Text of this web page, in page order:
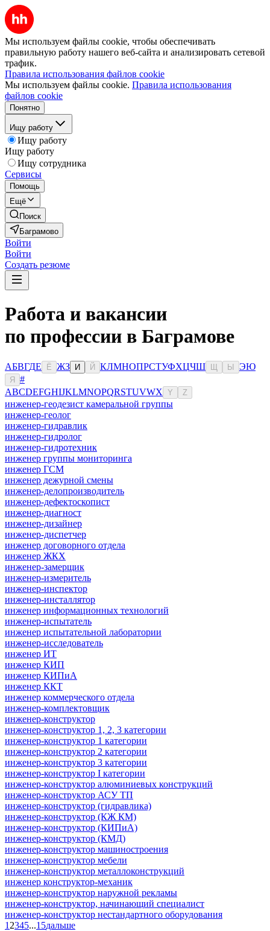
Мы используем файлы cookie, чтобы обеспечивать
правильную работу нашего веб-сайта и анализировать сетевой
трафик.
Правила использования файлов cookie
Мы используем файлы cookie. Правила использования
файлов cookie
Понятно
Ищу работу
Ищу работу
Ищу работу
Ищу сотрудника
Сервисы
Помощь
Ещё
Поиск
Баграмово
Войти
Войти
Создать резюме
Работа и вакансии
по профессии в Баграмове
АБВГДЕ Ё ЖЗ И Й КЛМНОПРСТУФХЦЧШ Ы ЭЮ
Я
#
ABCDEFGHIJKLMNOPQRSTUVWX Y Z
инженер-геодезист камеральной группы
инженер-геолог
инженер-гидравлик
инженер-гидролог
инженер-гидротехник
инженер группы мониторинга
инженер ГСМ
инженер дежурной смены
инженер-делопроизводитель
инженер-дефектоскопист
инженер-диагност
инженер-дизайнер
инженер-диспетчер
инженер договорного отдела
инженер ЖКХ
инженер-замерщик
инженер-измеритель
инженер-инспектор
инженер-инсталлятор
инженер информационных технологий
инженер-испытатель
инженер испытательной лаборатории
инженер-исследователь
инженер ИТ
инженер КИП
инженер КИПиА
инженер ККТ
инженер коммерческого отдела
инженер-комплектовщик
инженер-конструктор
инженер-конструктор 1, 2, 3 категории
инженер-конструктор 1 категории
инженер-конструктор 2 категории
инженер-конструктор 3 категории
инженер-конструктор I категории
инженер-конструктор алюминиевых конструкций
инженер-конструктор АСУ ТП
инженер-конструктор (гидравлика)
инженер-конструктор (КЖ КМ)
инженер-конструктор (КИПиА)
инженер-конструктор (КМД)
инженер-конструктор машиностроения
инженер-конструктор мебели
инженер-конструктор металлоконструкций
инженер конструктор-механик
инженер-конструктор наружной рекламы
инженер-конструктор, начинающий специалист
инженер-конструктор нестандартного оборудования
1 2345...15дальше